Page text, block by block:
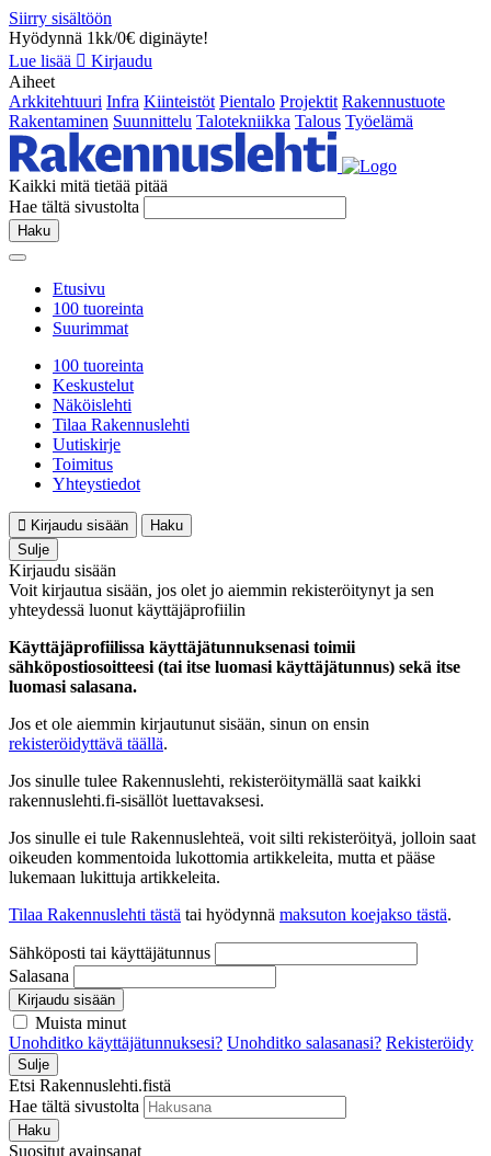
Siirry sisältöön
Hyödynnä 1kk/0€ diginäyte!
Lue lisää
Kirjaudu
Aiheet
Arkkitehtuuri Infra Kiinteistöt Pientalo Projektit Rakennustuote
Rakentaminen Suunnittelu Talotekniikka Talous Työelämä
Kaikki mitä tietää pitää
Hae tältä sivustolta
Haku
Etusivu
100 tuoreinta
Suurimmat
100 tuoreinta
Keskustelut
Näköislehti
Tilaa Rakennuslehti
Uutiskirje
Toimitus
Yhteystiedot
Kirjaudu sisään
Haku
Sulje
Kirjaudu sisään
Voit kirjautua sisään, jos olet jo aiemmin rekisteröitynyt ja sen
yhteydessä luonut käyttäjäprofiilin
Käyttäjäprofiilissa käyttäjätunnuksenasi toimii
sähköpostiosoitteesi (tai itse luomasi käyttäjätunnus) sekä itse
luomasi salasana.
Jos et ole aiemmin kirjautunut sisään, sinun on ensin
rekisteröidyttävä täällä.
Jos sinulle tulee Rakennuslehti, rekisteröitymällä saat kaikki
rakennuslehti.fi-sisällöt luettavaksesi.
Jos sinulle ei tule Rakennuslehteä, voit silti rekisteröityä, jolloin saat
oikeuden kommentoida lukottomia artikkeleita, mutta et pääse
lukemaan lukittuja artikkeleita.
Tilaa Rakennuslehti tästä tai hyödynnä maksuton koejakso tästä.
Sähköposti tai käyttäjätunnus
Salasana
Kirjaudu sisään
Muista minut
Unohditko käyttäjätunnuksesi? Unohditko salasanasi? Rekisteröidy
Sulje
Etsi Rakennuslehti.fistä
Hae tältä sivustolta
Haku
Suositut avainsanat